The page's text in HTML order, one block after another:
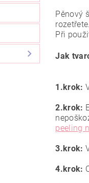
Pěnový
Při
Jak
1.krok:
2.krok:
peeling
3.krok:
4.krok: